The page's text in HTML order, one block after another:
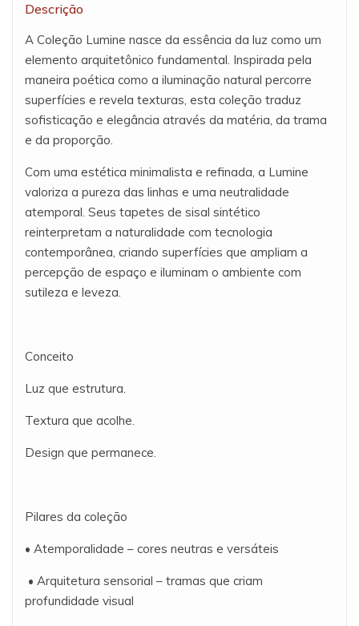
Descrição
A Coleção Lumine nasce da essência da luz como um
elemento arquitetônico fundamental. Inspirada pela
maneira poética como a iluminação natural percorre
superfícies e revela texturas, esta coleção traduz
sofisticação e elegância através da matéria, da trama
e da proporção.
Com uma estética minimalista e refinada, a Lumine
valoriza a pureza das linhas e uma neutralidade
atemporal. Seus tapetes de sisal sintético
reinterpretam a naturalidade com tecnologia
contemporânea, criando superfícies que ampliam a
percepção de espaço e iluminam o ambiente com
sutileza e leveza.
Conceito
Luz que estrutura.
Textura que acolhe.
Design que permanece.
Pilares da coleção
• Atemporalidade – cores neutras e versáteis
• Arquitetura sensorial – tramas que criam
profundidade visual